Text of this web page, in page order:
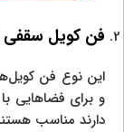
فن کویل
این نوع فن
و برای فضاهایی
دارند مناسب